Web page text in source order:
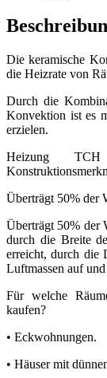
Die keramische
die Heizrate von
Durch die
Konvektion ist es
erzielen.
Heizung TCH
Überträgt 50% der
Überträgt 50% der
durch die Breite
erreicht, durch die
Luftmassen auf
Für welche
kaufen?
• Eckwohnungen.
• Häuser mit